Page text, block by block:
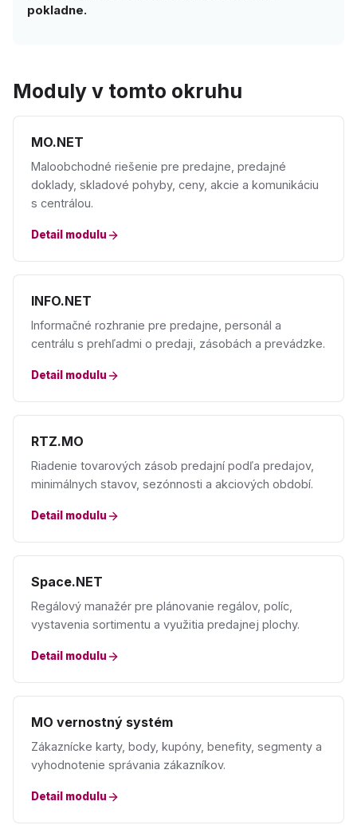
pokladne.
Moduly v tomto okruhu
MO.NET
Maloobchodné riešenie pre predajne, predajné
doklady, skladové pohyby, ceny, akcie a komunikáciu
s centrálou.
Detail modulu
INFO.NET
Informačné rozhranie pre predajne, personál a
centrálu s prehľadmi o predaji, zásobách a prevádzke.
Detail modulu
RTZ.MO
Riadenie tovarových zásob predajní podľa predajov,
minimálnych stavov, sezónnosti a akciových období.
Detail modulu
Space.NET
Regálový manažér pre plánovanie regálov, políc,
vystavenia sortimentu a využitia predajnej plochy.
Detail modulu
MO vernostný systém
Zákaznícke karty, body, kupóny, benefity, segmenty a
vyhodnotenie správania zákazníkov.
Detail modulu